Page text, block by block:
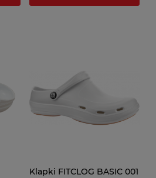
Klapki FITCLOG BASIC 001